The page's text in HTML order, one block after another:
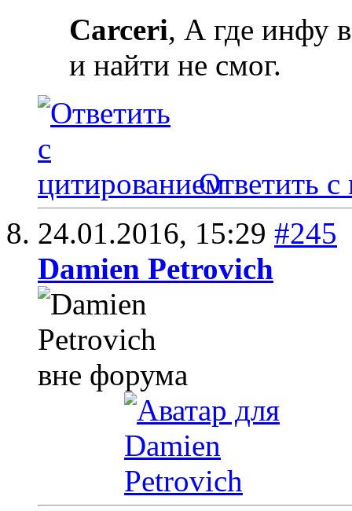
Carceri, А где инфу
и найти не смог.
Ответить с
24.01.2016, 15:29 #245
Damien Petrovich